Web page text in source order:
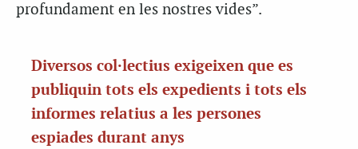
profundament en les nostres vides”.
Diversos col·lectius exigeixen que es
publiquin tots els expedients i tots els
informes relatius a les persones
espiades durant anys